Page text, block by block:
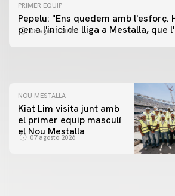
PRIMER EQUIP
Pepelu: "Ens quedem amb l'esforç.
per a l'inici de lliga a Mestalla, que
08 agosto 2026
PRIMER EQUIP
📸 #ValenciaNUFC
PRIMER EQUIP
MESTALLA 📍
NOU MESTALLA
Kiat Lim visita junt amb
el primer equip masculí
el Nou Mestalla
07 agosto 2026